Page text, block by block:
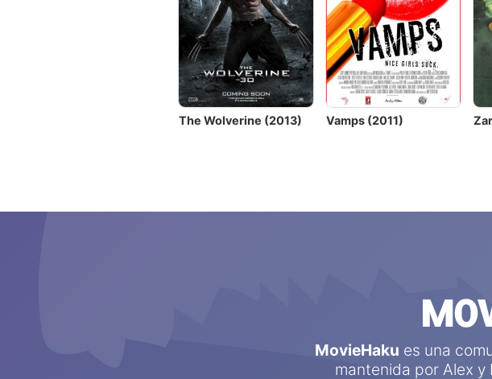
The Wolverine (2013) Vamps (2011)
MovieHaku es una
mantenida por Alex y